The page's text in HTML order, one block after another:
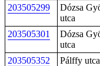
203505299
Dózsa
utca
203505301
Dózsa
utca
203505352 Pálffy utca